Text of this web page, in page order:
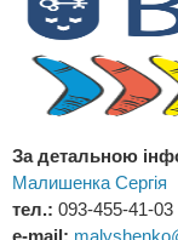
За детальною
Малишенка Сергія
тел.: 093-455-41-03
e-mail: